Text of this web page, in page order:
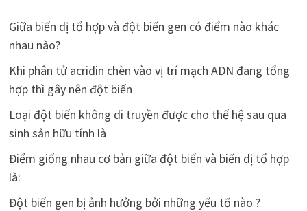
Giữa biến dị tổ hợp và đột biến gen có điểm nào khác
nhau nào?
Khi phân tử acridin chèn vào vị trí mạch ADN đang tổng
hợp thì gây nên đột biến
Loại đột biến không di truyền được cho thế hệ sau qua
sinh sản hữu tính là
Điểm giống nhau cơ bản giữa đột biến và biến dị tổ hợp
là:
Đột biến gen bị ảnh hưởng bởi những yếu tố nào ?